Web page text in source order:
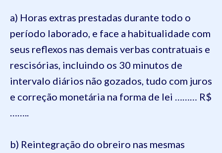
a) Horas extras prestadas durante todo o
período laborado, e face a habitualidade com
seus reflexos nas demais verbas contratuais e
rescisórias, incluindo os 30 minutos de
intervalo diários não gozados, tudo com juros
e correção monetária na forma de lei ……… R$
……..
b) Reintegração do obreiro nas mesmas